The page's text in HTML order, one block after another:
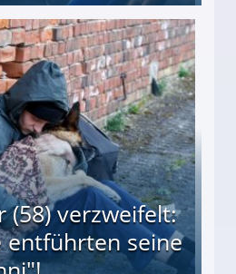
(58) verzweifelt:
entführten seine